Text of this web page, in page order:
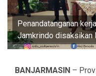
Penandatanganan
Jamkrindo disaksikan
BANJARMASIN –